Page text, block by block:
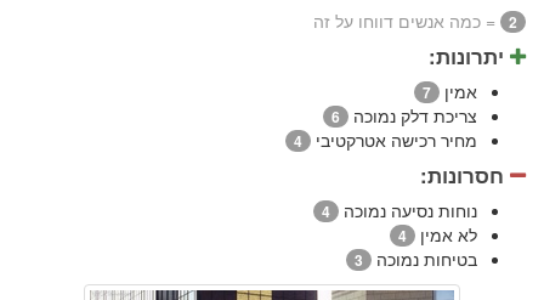
2 = כמה אנשים דווחו על זה
יתרונות:
אמין 7
צריכת דלק נמוכה 6
מחיר רכישה אטרקטיבי 4
חסרונות:
נוחות נסיעה נמוכה 4
לא אמין 4
בטיחות נמוכה 3